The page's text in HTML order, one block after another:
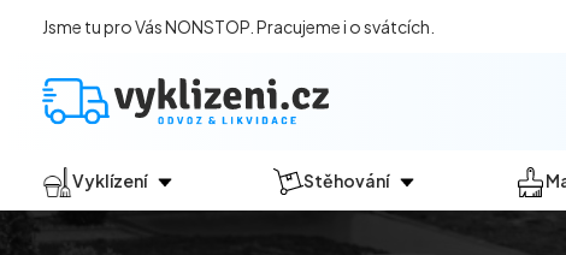
Jsme tu pro Vás NONSTOP. Pracujeme i o svátcích.
Vyklízení
Jak vyklízení probíhá?
Stěhování